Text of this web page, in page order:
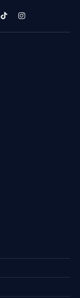
TikTokInstagram